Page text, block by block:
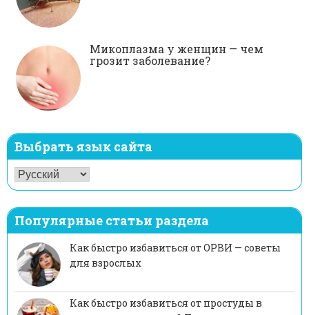
Микоплазма у женщин — чем
грозит заболевание?
Выбрать язык сайта
Популярные статьи раздела
Как быстро избавиться от ОРВИ — советы
для взрослых
Как быстро избавиться от простуды в